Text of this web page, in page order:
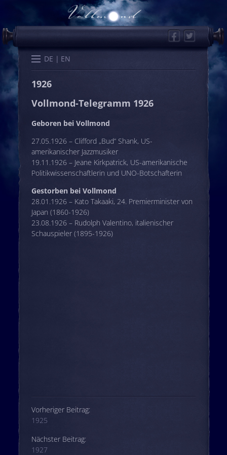
FacebookTwitter
DE EN
Start Kalender Karten
1926
Vollmond-Telegramm 1926
Geboren bei Vollmond
27.05.1926 – Clifford „Bud“ Shank, US-
amerikanischer Jazzmusiker
19.11.1926 – Jeane Kirkpatrick, US-amerikanische
Politikwissenschaftlerin und UNO-Botschafterin
Gestorben bei Vollmond
28.01.1926 – Kato Takaaki, 24. Premierminister von
Japan (1860-1926)
23.08.1926 – Rudolph Valentino, italienischer
Schauspieler (1895-1926)
Beitrags-Navigation
Vorheriger Beitrag:
1925
Nächster Beitrag:
1927